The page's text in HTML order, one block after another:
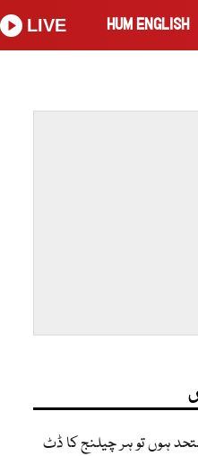
HUM ENGLISH
LIVE
ہوں تو ہر چیلنج کا ڈٹ